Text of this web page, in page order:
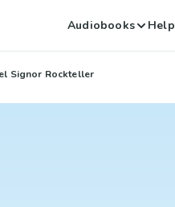
Audiobooks Help
Signor Rockteller